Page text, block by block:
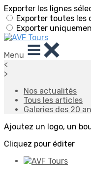
Exporter les lignes
Exporter toutes les
Exporter
Menu
<
>
Nos actualités
Tous les articles
Galeries des 20
Ajoutez un logo, un
Cliquez pour éditer